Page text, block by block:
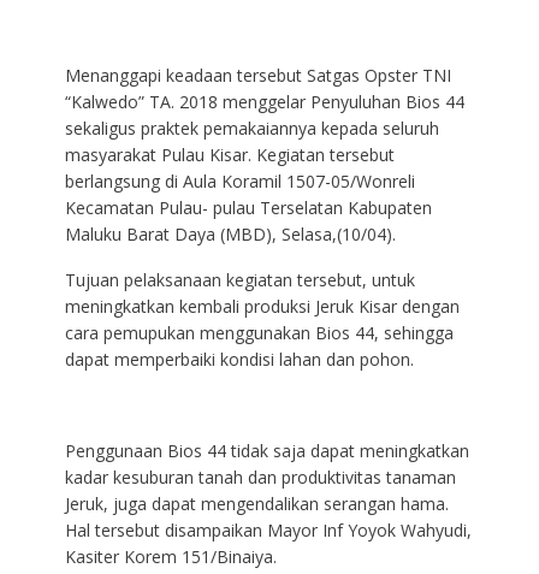
Menanggapi keadaan tersebut Satgas Opster TNI
“Kalwedo” TA. 2018 menggelar Penyuluhan Bios 44
sekaligus praktek pemakaiannya kepada seluruh
masyarakat Pulau Kisar. Kegiatan tersebut
berlangsung di Aula Koramil 1507-05/Wonreli
Kecamatan Pulau- pulau Terselatan Kabupaten
Maluku Barat Daya (MBD), Selasa,(10/04).
Tujuan pelaksanaan kegiatan tersebut, untuk
meningkatkan kembali produksi Jeruk Kisar dengan
cara pemupukan menggunakan Bios 44, sehingga
dapat memperbaiki kondisi lahan dan pohon.
Penggunaan Bios 44 tidak saja dapat meningkatkan
kadar kesuburan tanah dan produktivitas tanaman
Jeruk, juga dapat mengendalikan serangan hama.
Hal tersebut disampaikan Mayor Inf Yoyok Wahyudi,
Kasiter Korem 151/Binaiya.